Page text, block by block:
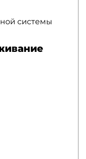
системы